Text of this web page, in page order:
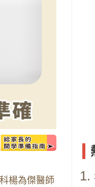
楊為傑醫師
1.